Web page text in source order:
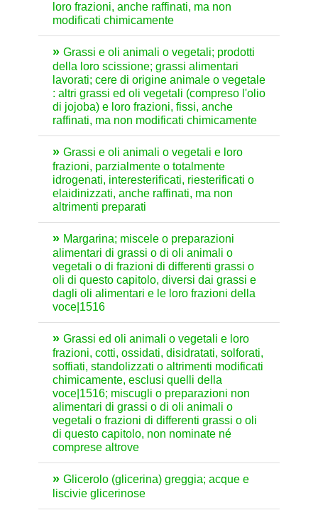
loro frazioni, anche raffinati, ma non
modificati chimicamente
Grassi e oli animali o vegetali; prodotti
della loro scissione; grassi alimentari
lavorati; cere di origine animale o vegetale
: altri grassi ed oli vegetali (compreso l'olio
di jojoba) e loro frazioni, fissi, anche
raffinati, ma non modificati chimicamente
Grassi e oli animali o vegetali e loro
frazioni, parzialmente o totalmente
idrogenati, interesterificati, riesterificati o
elaidinizzati, anche raffinati, ma non
altrimenti preparati
Margarina; miscele o preparazioni
alimentari di grassi o di oli animali o
vegetali o di frazioni di differenti grassi o
oli di questo capitolo, diversi dai grassi e
dagli oli alimentari e le loro frazioni della
voce|1516
Grassi ed oli animali o vegetali e loro
frazioni, cotti, ossidati, disidratati, solforati,
soffiati, standolizzati o altrimenti modificati
chimicamente, esclusi quelli della
voce|1516; miscugli o preparazioni non
alimentari di grassi o di oli animali o
vegetali o frazioni di differenti grassi o oli
di questo capitolo, non nominate né
comprese altrove
Glicerolo (glicerina) greggia; acque e
liscivie glicerinose